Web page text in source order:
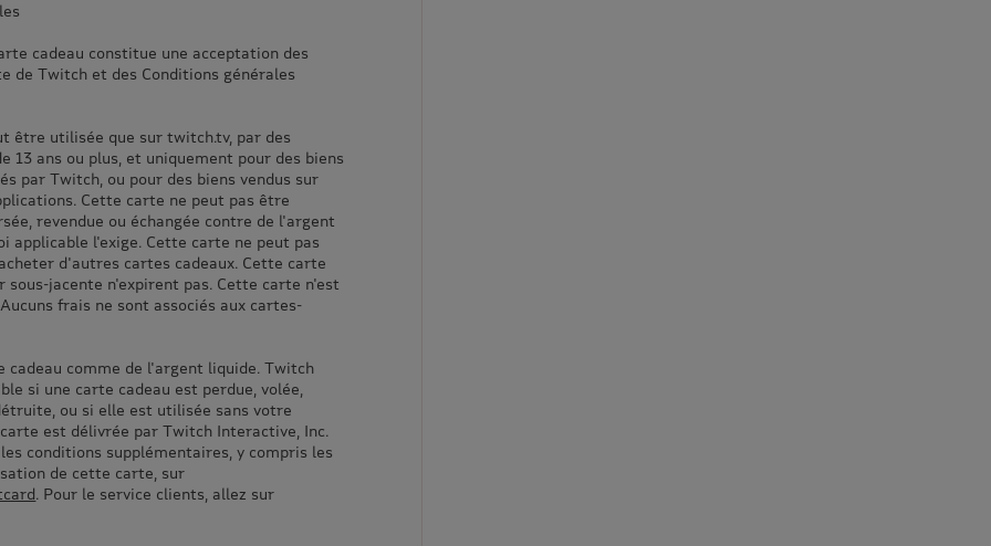
cadeau constitue une acceptation des
de Twitch et des Conditions générales
être utilisée que sur twitch.tv, par des
13 ans ou plus, et uniquement pour des biens
par Twitch, ou pour des biens vendus sur
Cette carte ne peut pas être
revendue ou échangée contre de l'argent
applicable l'exige. Cette carte ne peut pas
d'autres cartes cadeaux. Cette carte
sous-jacente n'expirent pas. Cette carte n'est
frais ne sont associés aux cartes-
comme de l'argent liquide. Twitch
si une carte cadeau est perdue, volée,
ou si elle est utilisée sans votre
est délivrée par Twitch Interactive, Inc.
conditions supplémentaires, y compris les
de cette carte, sur
. Pour le service clients, allez sur